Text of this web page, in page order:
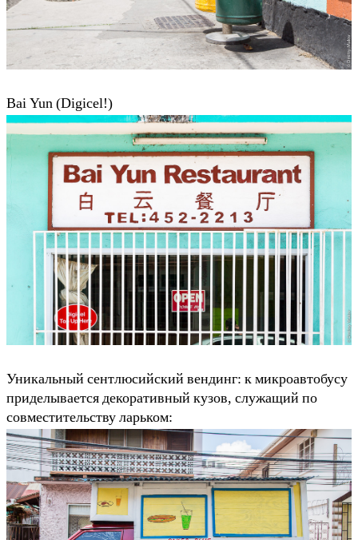
Bai Yun (Digicel!)
Уникальный сентлюсийский вендинг: к микроавтобусу
приделывается декоративный кузов, служащий по
совместительству ларьком: